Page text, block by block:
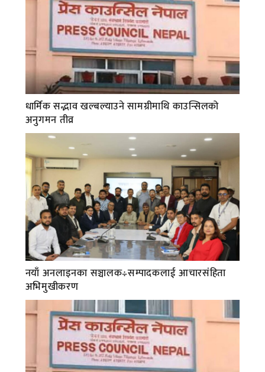
धार्मिक सद्भाव खल्बल्याउने सामग्रीमाथि काउन्सिलको
अनुगमन तीव्र
नयाँ अनलाइनका सञ्चालक÷सम्पादकलाई आचारसंहिता
अभिमुखीकरण